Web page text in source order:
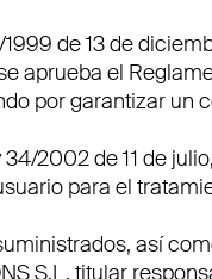
de 13 de
aprueba el
por garantizar un
2002 de 11 de
para el
así
S.L. titular